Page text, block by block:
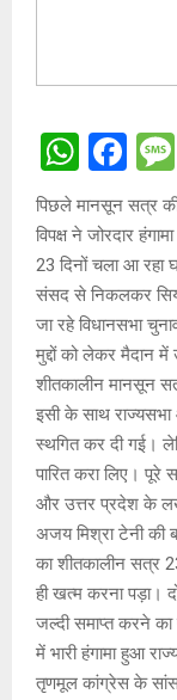
W
h
at
s
A
p
p
F
a
ce
b
o
o
k
पिछले मानसून सत्र
विपक्ष ने जोरदार
23 दिनों चला आ रहा
संसद से निकलकर
जा रहे विधानसभा
मुद्दों को लेकर मैदान
शीतकालीन मानसून
इसी के साथ राज्यसभा
स्थगित कर दी गई।
पारित करा लिए। पूरे
और उत्तर प्रदेश के
अजय मिश्रा टेनी की
का शीतकालीन सत्र
ही खत्म करना पड़ा।
जल्दी समाप्त करने
में भारी हंगामा हुआ
तृणमूल कांग्रेस के